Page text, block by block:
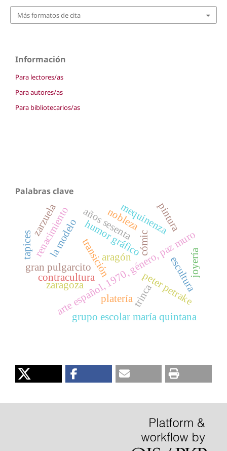
Más formatos de cita
Información
Para lectores/as
Para autores/as
Para bibliotecarios/as
Palabras clave
arte español, 1970, género, paz muro
cómic
humor gráfico
transición
años sesenta
gran pulgarcito
trincapeter petrake
aragón
mequinenza
grupo escolar maría quintana
la modelo
contracultura
zaragoza
renacimiento
escultura
pintura
joyería
platería
tapices
nobleza
zarzuela